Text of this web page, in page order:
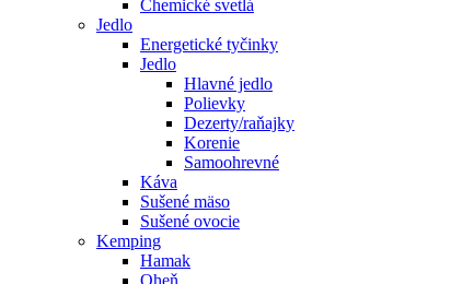
Chemické svetlá
Jedlo
Energetické tyčinky
Jedlo
Hlavné jedlo
Polievky
Dezerty/raňajky
Korenie
Samoohrevné
Káva
Sušené mäso
Sušené ovocie
Kemping
Hamak
Oheň